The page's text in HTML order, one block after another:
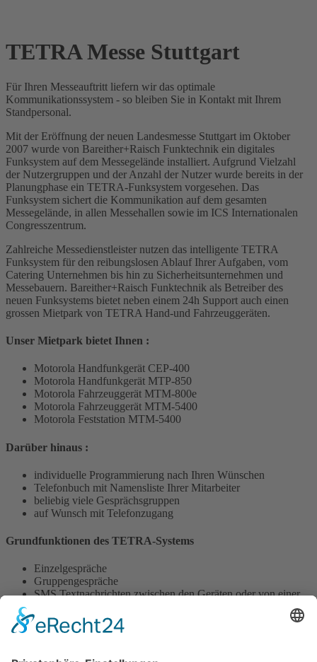
TETRA Messe Stuttgart
Für Ihren Messeauftritt liefern wir das optimale
Kommunikationssystem - so bleiben Sie in Kontakt mit Ihrem
Standpersonal.
Mit der Eröffnung der neuen Landesmesse Stuttgart im Oktober
2007 wurde von Bareither+Raisch Funktechnik ein digitales
Funksystem auf dem Messegelände installiert. Aufgrund Vielzahl
der Nutzergruppen und der Anzahl der Nutzer wurde bereits in der
Planungphase ein TETRA-Funksystem vorgesehen. Das
Funksystem sichert die Kommunikation auf dem gesamten
Messegelände, in allen Messehallen sowie im ICS Internationalen
Congresszentrum.
Zahlreiche Messedienstleister nutzen das intelligente TETRA
Funksystem für den reibungslosen Ablauf Ihrer Aufgaben, vom
Catering Unternehmen bis hin zu Sicherheitsunternehmen und
Messebauern. Bareither+Raisch Funktechnik als Betreiber des
neuen Funksystems bietet neben einem 24h Support auch einen
grossen Mietpark von TETRA Hand-und Fahrzeuggeräten.
Unser Mietpark bietet Ihnen :
Motorola Handfunkgerät CEP-400
Motorola Handfunkgerät MTP-850
Motorola Fahrzeuggerät MTM-800e
Motorola Fahrzeuggerät MTM-5400
Motorola Feststation MTM-5400
Darüber hinaus :
individuelle Programmierung nach Ihren Wünschen
Telefonbuch mit Namensliste Ihrer Mitarbeiter
beliebig viele Gesprächsgruppen
auf Wunsch mit Telefonzugang
Grundfunktionen des TETRA-Systems
Einzelgespräche
Gruppengespräche
SMS Textnachrichten zwischen den Geräten oder von einer
Notruffunktion für Notfälle
auf Wunsch Telefonzugang mit eigener Rufnummer
Für Messeaussteller bieten wir spezielle Konditionen und Pakete an.